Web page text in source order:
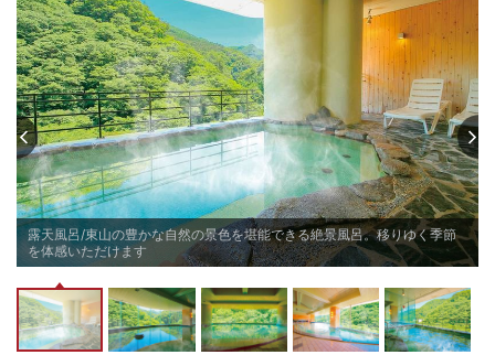
露天風呂/東山の豊かな自然の景色を堪能できる絶景風呂。移りゆく季節
を体感いただけます